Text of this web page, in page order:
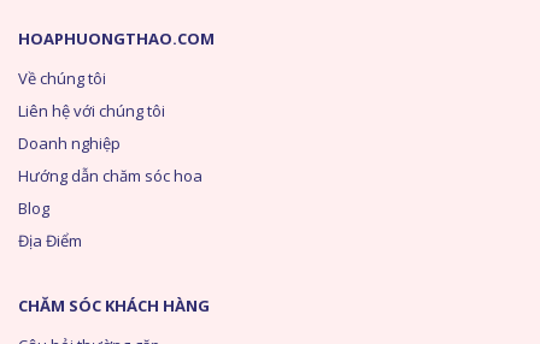
HOAPHUONGTHAO.COM
Về chúng tôi
Liên hệ với chúng tôi
Doanh nghiệp
Hướng dẫn chăm sóc hoa
Blog
Địa Điểm
CHĂM SÓC KHÁCH HÀNG